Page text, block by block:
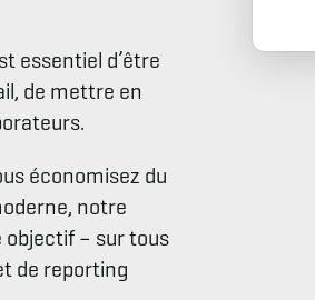
essentiel d’être
de mettre en
économisez du
notre
– sur tous
de reporting